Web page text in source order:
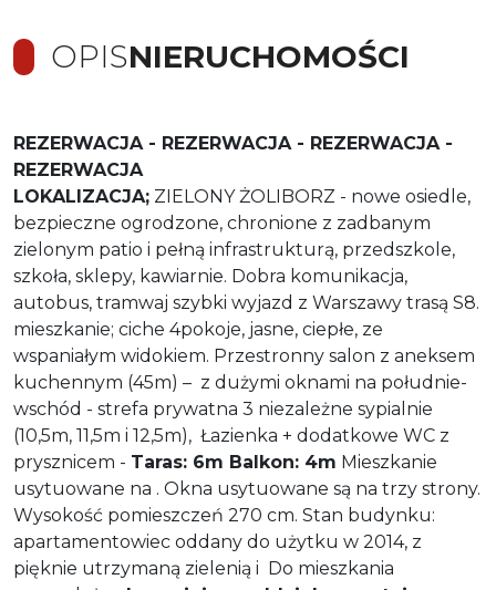
OPISNIERUCHOMOŚCI
REZERWACJA - REZERWACJA - REZERWACJA -
REZERWACJA
LOKALIZACJA; ZIELONY ŻOLIBORZ - nowe osiedle,
bezpieczne ogrodzone, chronione z zadbanym
zielonym patio i pełną infrastrukturą, przedszkole,
szkoła, sklepy, kawiarnie. Dobra komunikacja,
autobus, tramwaj szybki wyjazd z Warszawy trasą S8.
mieszkanie; ciche 4pokoje, jasne, ciepłe, ze
wspaniałym widokiem. Przestronny salon z aneksem
kuchennym (45m) – z dużymi oknami na południe-
wschód - strefa prywatna 3 niezależne sypialnie
(10,5m, 11,5m i 12,5m), Łazienka + dodatkowe WC z
prysznicem - Taras: 6m Balkon: 4m Mieszkanie
usytuowane na . Okna usytuowane są na trzy strony.
Wysokość pomieszczeń 270 cm. Stan budynku:
apartamentowiec oddany do użytku w 2014, z
pięknie utrzymaną zielenią i Do mieszkania